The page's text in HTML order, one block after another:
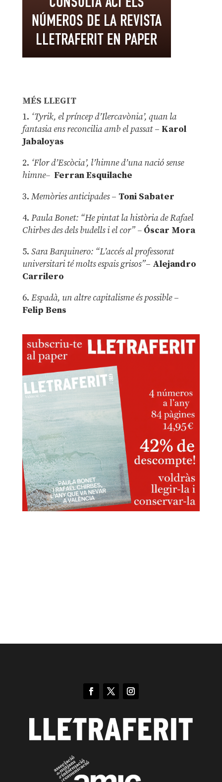
MÉS LLEGIT
1. ‘Tyrik, el príncep d’Ilercavònia’, quan la
fantasia ens reconcilia amb el passat– Karol
Jabaloyas
2. ‘Flor d’Escòcia’, l’himne d’una nació sense
himne– Ferran Esquilache
3. Memòries anticipades– Toni Sabater
4. Paula Bonet: “He pintat la història de Rafael
Chirbes des dels budells i el cor” –Óscar Mora
5. Sara Barquinero: “L’accés al professorat
universitari té molts espais grisos”– Alejandro
Carrilero
6. Espadà, un altre capitalisme és possible –
Felip Bens